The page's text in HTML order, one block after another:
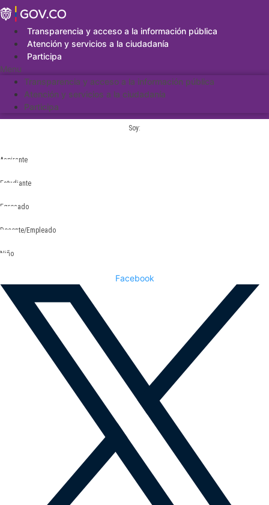
Saltar
al
contenidoTransparencia y acceso a la información pública
Atención y servicios a la ciudadanía
Participa
Menu
Transparencia y acceso a la información pública
Atención y servicios a la ciudadanía
Participa
Soy:
Aspirante
Estudiante
Egresado
Docente/Empleado
Niño
Facebook